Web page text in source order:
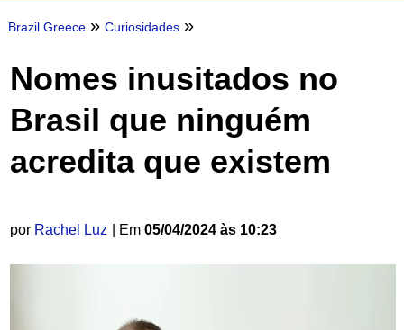
Brazil Greece » Curiosidades »
Nomes inusitados no
Brasil que ninguém
acredita que existem
por Rachel Luz | Em 05/04/2024 às 10:23